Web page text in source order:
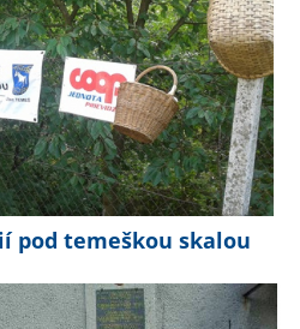
pod temeškou skalou